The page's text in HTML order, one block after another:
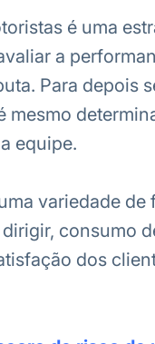
é uma
a
Para depois
mesmo
equipe.
variedade
consumo
dos